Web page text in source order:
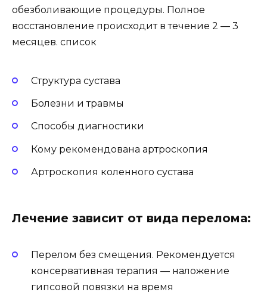
обезболивающие процедуры. Полное
восстановление происходит в течение 2 — 3
месяцев. список
Структура сустава
Болезни и травмы
Способы диагностики
Кому рекомендована артроскопия
Артроскопия коленного сустава
Лечение зависит от вида перелома:
Перелом без смещения. Рекомендуется
консервативная терапия — наложение
гипсовой повязки на время